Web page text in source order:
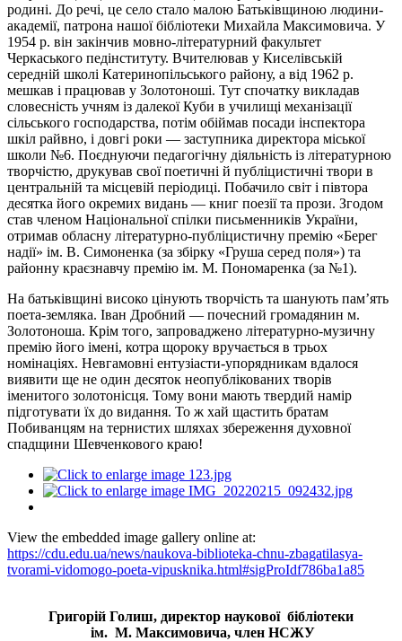
родині. До речі, це село стало малою Батьківщиною людини-
академії, патрона нашої бібліотеки Михайла Максимовича. У
1954 р. він закінчив мовно-літературний факультет
Черкаського педінституту. Вчителював у Киселівській
середній школі Катеринопільського району, а від 1962 р.
мешкав і працював у Золотоноші. Тут спочатку викладав
словесність учням із далекої Куби в училищі механізації
сільського господарства, потім обіймав посади інспектора
шкіл райвно, і довгі роки — заступника директора міської
школи №6. Поєднуючи педагогічну діяльність із літературною
творчістю, друкував свої поетичні й публіцистичні твори в
центральній та місцевій періодиці. Побачило світ і півтора
десятка його окремих видань — книг поезії та прози. Згодом
став членом Національної спілки письменників України,
отримав обласну літературно-публіцистичну премію «Берег
надії» ім. В. Симоненка (за збірку «Груша серед поля») та
районну краєзнавчу премію ім. М. Пономаренка (за №1).
На батьківщині високо цінують творчість та шанують пам’ять
поета-земляка. Іван Дробний — почесний громадянин м.
Золотоноша. Крім того, запроваджено літературно-музичну
премію його імені, котра щороку вручається в трьох
номінаціях. Невгамовні ентузіасти-упорядникам вдалося
виявити ще не один десяток неопублікованих творів
іменитого золотонісця. Тому вони мають твердий намір
підготувати їх до видання. То ж хай щастить братам
Побиванцям на тернистих шляхах збереження духовної
спадщини Шевченкового краю!
View the embedded image gallery online at:
https://cdu.edu.ua/news/naukova-biblioteka-chnu-zbagatilasya-
tvorami-vidomogo-poeta-vipusknika.html#sigProIdf786ba1a85
Григорій Голиш, директор наукової бібліотеки
ім. М. Максимовича, член НСЖУ